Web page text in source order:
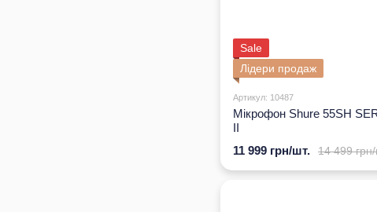
Sale
Лідери продаж
Артикул: 10487
Мікрофон Shure 55SH
II
14 499
11 999 грн/шт.